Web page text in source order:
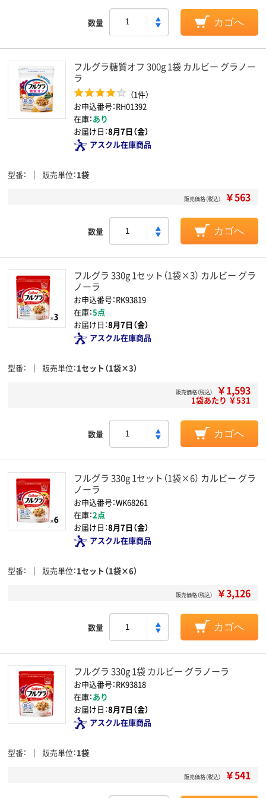
数量 カゴへ
フルグラ糖質オフ 300g 1袋 カルビー グラノー
ラ
（1件）
お申込番号：RH01392
在庫：あり
お届け日：8月7日（金）
アスクル在庫商品
型番 販売単位 1袋
販売価格（税込） ￥563
数量 カゴへ
フルグラ 330g 1セット（1袋×3） カルビー グラ
ノーラ
お申込番号：RK93819
在庫：5点
お届け日：8月7日（金）
アスクル在庫商品
型番 販売単位 1セット（1袋×3）
販売価格（税込） ￥1,593
1袋あたり ￥531
数量 カゴへ
フルグラ 330g 1セット（1袋×6） カルビー グラ
ノーラ
お申込番号：WK68261
在庫：2点
お届け日：8月7日（金）
アスクル在庫商品
型番 販売単位 1セット（1袋×6）
販売価格（税込） ￥3,126
数量 カゴへ
フルグラ 330g 1袋 カルビー グラノーラ
お申込番号：RK93818
在庫：あり
お届け日：8月7日（金）
アスクル在庫商品
型番 販売単位 1袋
販売価格（税込） ￥541